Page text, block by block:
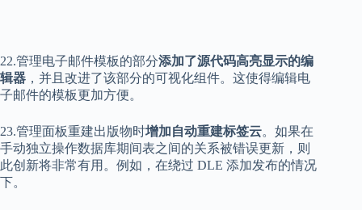
22.管理电子邮件模板的部分添加了源代码高亮显示的编
辑器 ，并且改进了该部分的可视化组件。这使得编辑电
子邮件的模板更加方便。
23.管理面板重建出版物时增加自动重建标签云。如果在
手动独立操作数据库期间表之间的关系被错误更新，则
此创新将非常有用。例如，在绕过 DLE 添加发布的情况
下。